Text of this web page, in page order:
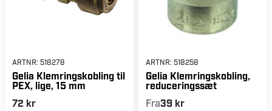
ARTNR: 518278
Gelia Klemringskobling til
PEX, lige, 15 mm
72 kr
ARTNR: 518258
Gelia Klemringskobling,
reduceringssæt
Fra39 kr